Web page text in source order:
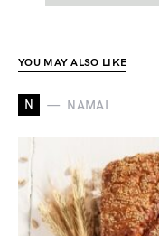
YOU MAY ALSO LIKE
N NAMAI